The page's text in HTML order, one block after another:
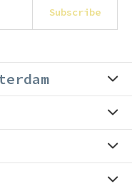
Subscribe